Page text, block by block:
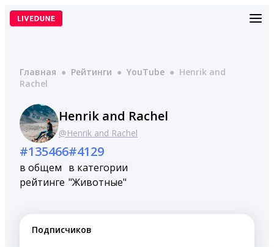
Перейти
Главная ● Рейтинги ● YouTube ● Henrik and
Rachel
Henrik and Rachel
@Henrik and Rachel
#135466
в общем
рейтинге
#4129
в категории
"Животные"
Подписчиков